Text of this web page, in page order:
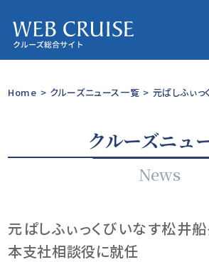
Home > クルーズニュース一覧 > 元ぱしふぃ
クルーズニュ
News
元ぱしふぃっくびいなす松井
本支社相談役に就任